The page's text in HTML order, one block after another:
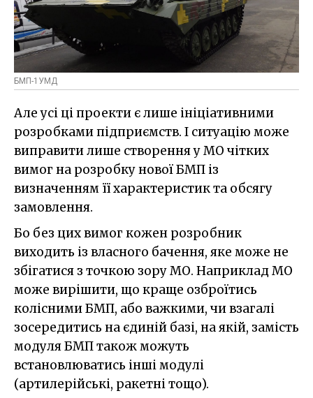
БМП-1УМД
Але усі ці проекти є лише ініціативними
розробками підприємств. І ситуацію може
виправити лише створення у МО чітких
вимог на розробку нової БМП із
визначенням її характеристик та обсягу
замовлення.
Бо без цих вимог кожен розробник
виходить із власного бачення, яке може не
збігатися з точкою зору МО. Наприклад МО
може вирішити, що краще озброїтись
колісними БМП, або важкими, чи взагалі
зосередитись на єдиній базі, на якій, замість
модуля БМП також можуть
встановлюватись інші модулі
(артилерійські, ракетні тощо).